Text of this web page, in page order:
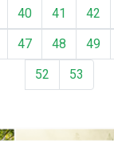
40 41 42
47 48 49
52
53